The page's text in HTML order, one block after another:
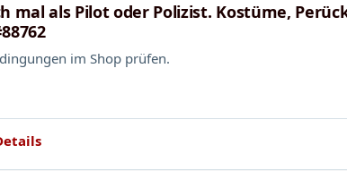
mal als Pilot oder Polizist. Kostüme,
im Shop prüfen.